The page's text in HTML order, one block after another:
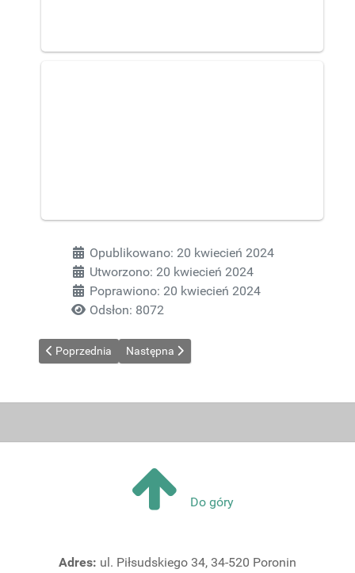
SzczegółyOpublikowano: 20 kwiecień 2024
Utworzono: 20 kwiecień 2024
Poprawiono: 20 kwiecień 2024
Odsłon: 8072
Poprzednia strona: Mistrzostwa Powiatu Tatrzańskiego w
Poprzednia Następna strona: Gminny Turniej Piłki
Następna
Do góry
Adres: ul. Piłsudskiego 34, 34-520 Poronin